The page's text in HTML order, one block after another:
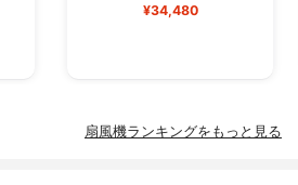
¥34,480
扇風機ランキングをもっと見る